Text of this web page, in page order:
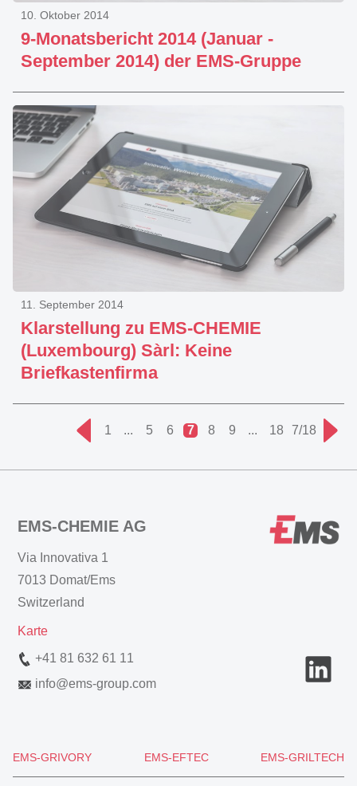
9-Monatsbericht 2014 (Januar -
September 2014) der EMS-Gruppe
10. Oktober 2014
Klarstellung zu EMS-CHEMIE
(Luxembourg) Sàrl: Keine
Briefkastenfirma
11. September 2014
1 ... 5 6 7 8 9 ... 18 7/18
EMS-CHEMIE AG
Via Innovativa 1
7013 Domat/Ems
Switzerland
Karte
+41 81 632 61 11
info@ems-group.com
EMS-GRIVORY EMS-EFTEC EMS-GRILTECH